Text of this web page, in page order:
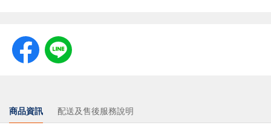
商品資訊 配送及售後服務說明